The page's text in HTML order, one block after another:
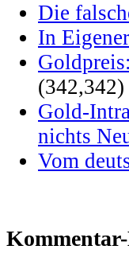
Die
In
(342,342)
Gold-
nichts
Vom